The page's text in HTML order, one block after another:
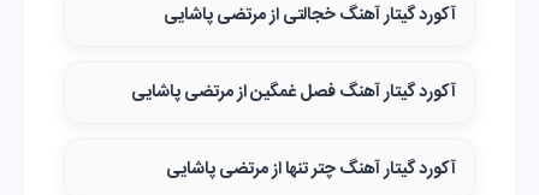
آکورد گیتار آهنگ خجالتی از مرتضی پاشایی
آکورد گیتار آهنگ فصل غمگین از مرتضی پاشایی
آکورد گیتار آهنگ چتر تنها از مرتضی پاشایی